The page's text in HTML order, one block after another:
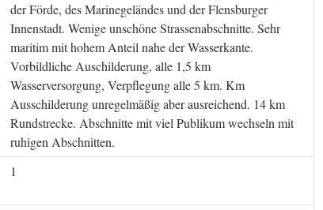
der Förde, des Marinegeländes und der Flensburger
Innenstadt. Wenige unschöne Strassenabschnitte. Sehr
maritim mit hohem Anteil nahe der Wasserkante.
Vorbildliche Auschilderung, alle 1,5 km
Wasserversorgung, Verpflegung alle 5 km. Km
Ausschilderung unregelmäßig aber ausreichend. 14 km
Rundstrecke. Abschnitte mit viel Publikum wechseln mit
ruhigen Abschnitten.
1